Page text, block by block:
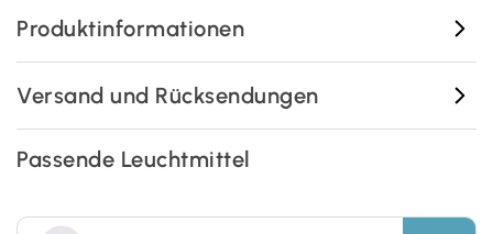
Produktinformationen
Versand und Rücksendungen
Passende Leuchtmittel